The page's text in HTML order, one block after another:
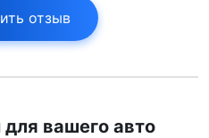
отзыв
вашего авто